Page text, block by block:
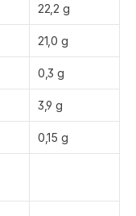
22,2 g
21,0 g
0,3 g
3,9 g
0,15 g